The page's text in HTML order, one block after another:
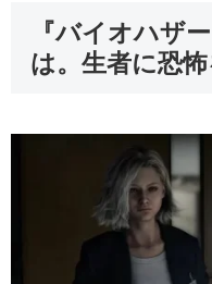
『バイオハザ
は。生者に恐